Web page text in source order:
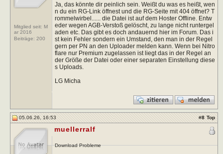
Mitglied seit: M
ar 2016
Beiträge: 200
Ja, das könnte dir peinlich sein. Weißt du was es heißt, wen
n du ein RG-Link öffnest und die RG-Seite mit 404 öffnet? T
rommelwirbel...... die Datei ist auf dem Hoster Offline. Entw
eder wegen AGB-Verstoß gelöscht, zu lange nicht runtergel
aden etc. Das gibt es doch andauernd hier im Forum. Das i
st kein Fehler sondern ein Umstand, den man in der Regel
gern per PN an den Uploader melden kann. Wenn bei Nitro
flare nur Premium zugelassen ist liegt das in der Regel an
der Größe der Datei oder einer separaten Einstellung diese
s Uploads.
LG Micha
05.06.26, 16:53 #8 Top
muellerralf
Download Probleme